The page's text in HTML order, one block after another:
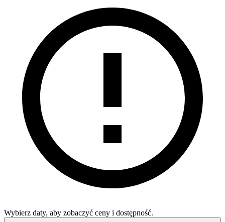
Wybierz daty, aby zobaczyć ceny i dostępność.